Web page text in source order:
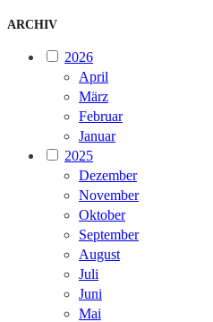
ARCHIV
2026
April
März
Februar
Januar
2025
Dezember
November
Oktober
September
August
Juli
Juni
Mai